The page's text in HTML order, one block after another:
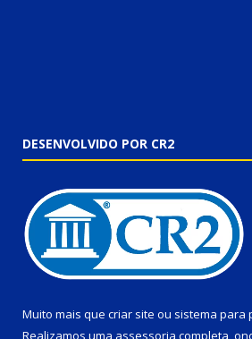
DESENVOLVIDO POR CR2
Muito mais que criar site ou sistema para
Realizamos uma assessoria completa,